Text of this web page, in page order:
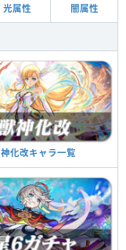
光属性 闇属性
化改キャラ一覧